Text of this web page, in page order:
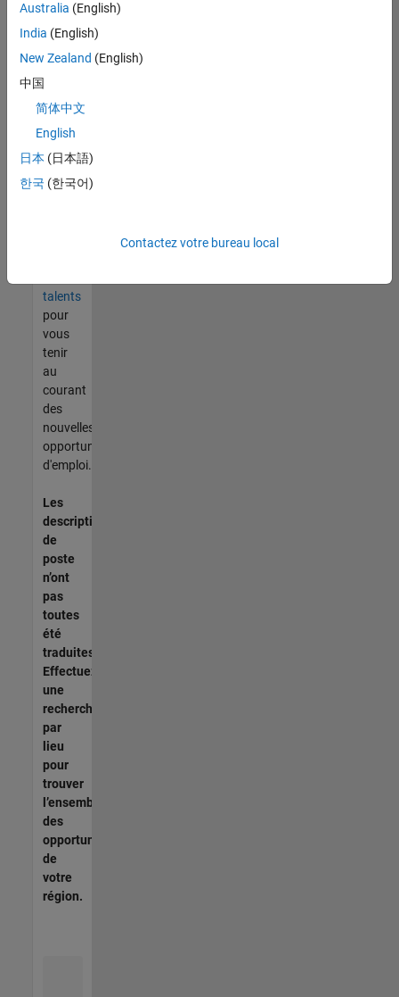
malgré
tout
vous
trouvez
pas
d'offre
corresponde
à vos
talents
pour
vous
tenir
au
courant
des
nouvelles
opportunités
d'emploi.
Les
descriptions
de
poste
n’ont
pas
toutes
été
traduites.
Effectuez
une
recherche
par
lieu
pour
trouver
l’ensemble
des
opportunités
de
votre
région.
Australia (English)
India (English)
New Zealand (English)
中国
简体中文
English
日本 (日本語)
한국 (한국어)
Contactez votre bureau local